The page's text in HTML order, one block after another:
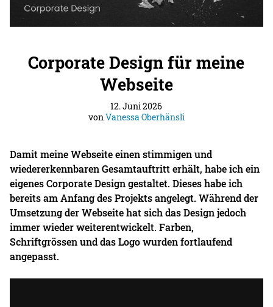
Corporate Design für meine
Webseite
12. Juni 2026
vonVanessa Oberhänsli
Damit meine Webseite einen stimmigen und
wiedererkennbaren Gesamtauftritt erhält, habe ich ein
eigenes Corporate Design gestaltet. Dieses habe ich
bereits am Anfang des Projekts angelegt. Während der
Umsetzung der Webseite hat sich das Design jedoch
immer wieder weiterentwickelt. Farben,
Schriftgrössen und das Logo wurden fortlaufend
angepasst.